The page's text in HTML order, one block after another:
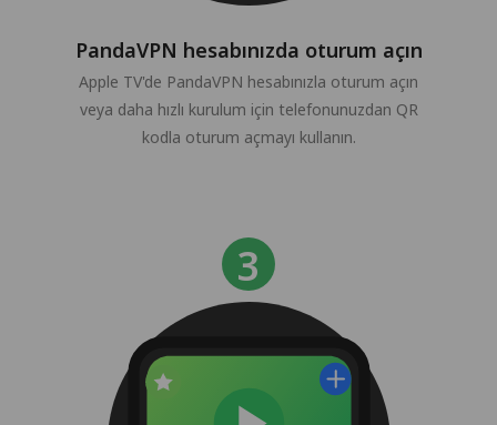
PandaVPN hesabınızda oturum açın
Apple TV'de PandaVPN hesabınızla oturum açın
veya daha hızlı kurulum için telefonunuzdan QR
kodla oturum açmayı kullanın.